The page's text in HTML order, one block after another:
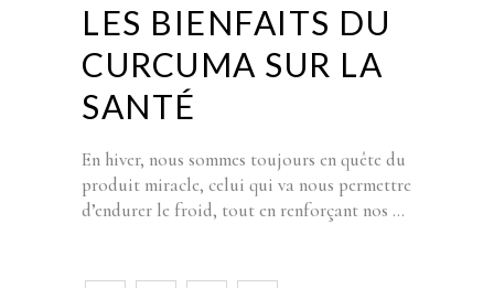
LES BIENFAITS DU
CURCUMA SUR LA
SANTÉ
En hiver, nous sommes toujours en quête du
produit miracle, celui qui va nous permettre
d’endurer le froid, tout en renforçant nos